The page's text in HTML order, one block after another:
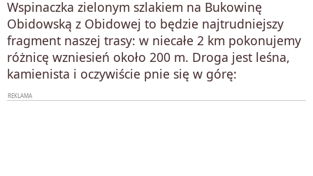
Wspinaczka zielonym szlakiem na Bukowinę
Obidowską z Obidowej to będzie najtrudniejszy
fragment naszej trasy: w niecałe 2 km pokonujemy
różnicę wzniesień około 200 m. Droga jest leśna,
kamienista i oczywiście pnie się w górę: